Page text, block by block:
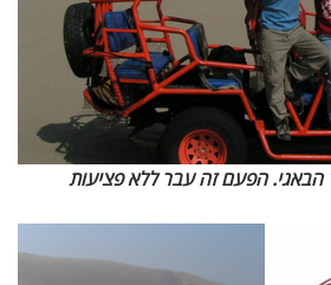
הבאגי. הפעם זה עבר ללא פציעות